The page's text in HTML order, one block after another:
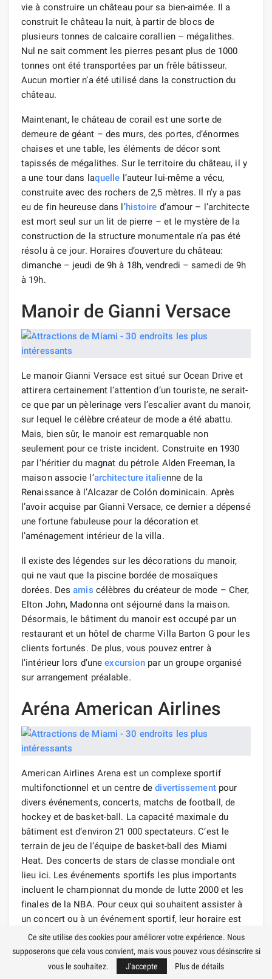
vie à construire un château pour sa bien-aimée. Il a
construit le château la nuit, à partir de blocs de
plusieurs tonnes de calcaire corallien – mégalithes.
Nul ne sait comment les pierres pesant plus de 1000
tonnes ont été transportées par un frêle bâtisseur.
Aucun mortier n’a été utilisé dans la construction du
château.
Maintenant, le château de corail est une sorte de
demeure de géant – des murs, des portes, d’énormes
chaises et une table, les éléments de décor sont
tapissés de mégalithes. Sur le territoire du château, il y
a une tour dans laquelle l’auteur lui-même a vécu,
construite avec des rochers de 2,5 mètres. Il n’y a pas
eu de fin heureuse dans l’histoire d’amour – l’architecte
est mort seul sur un lit de pierre – et le mystère de la
construction de la structure monumentale n’a pas été
résolu à ce jour. Horaires d’ouverture du château:
dimanche – jeudi de 9h à 18h, vendredi – samedi de 9h
à 19h.
Manoir de Gianni Versace
Le manoir Gianni Versace est situé sur Ocean Drive et
attirera certainement l’attention d’un touriste, ne serait-
ce que par un pèlerinage vers l’escalier avant du manoir,
sur lequel le célèbre créateur de mode a été abattu.
Mais, bien sûr, le manoir est remarquable non
seulement pour ce triste incident. Construite en 1930
par l’héritier du magnat du pétrole Alden Freeman, la
maison associe l’architecture italienne de la
Renaissance à l’Alcazar de Colón dominicain. Après
l’avoir acquise par Gianni Versace, ce dernier a dépensé
une fortune fabuleuse pour la décoration et
l’aménagement intérieur de la villa.
Il existe des légendes sur les décorations du manoir,
qui ne vaut que la piscine bordée de mosaïques
dorées. Desamis célèbres du créateur de mode – Cher,
Elton John, Madonna ont séjourné dans la maison.
Désormais, le bâtiment du manoir est occupé par un
restaurant et un hôtel de charme Villa Barton G pour les
clients fortunés. De plus, vous pouvez entrer à
l’intérieur lors d’uneexcursion par un groupe organisé
sur arrangement préalable.
Aréna American Airlines
American Airlines Arena est un complexe sportif
multifonctionnel et un centre dedivertissementpour
divers événements, concerts, matchs de football, de
hockey et de basket-ball. La capacité maximale du
bâtiment est d’environ 21 000 spectateurs. C’est le
terrain de jeu de l’équipe de basket-ball des Miami
Heat. Des concerts de stars de classe mondiale ont
lieu ici. Les événements sportifs les plus importants
incluent le championnat du monde de lutte 2000 et les
finales de la NBA. Pour ceux qui souhaitent assister à
un concert ou à un événement sportif, leur horaire est
contenu sur le site officiel de l’arène, il est
recommandé d’acheter lesbilletsà l’avance. Les droits
de dénomination de l’arène ont été achetés en 1998 par
Ce site utilise des cookies pour améliorer votre expérience. Nous
supposerons que cela vous convient, mais vous pouvez vous désinscrire si
vous le souhaitez.
J'accepte Plus de détails